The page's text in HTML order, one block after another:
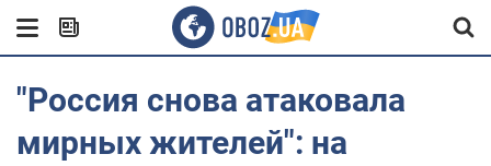
"Россия снова атаковала
мирных жителей": на